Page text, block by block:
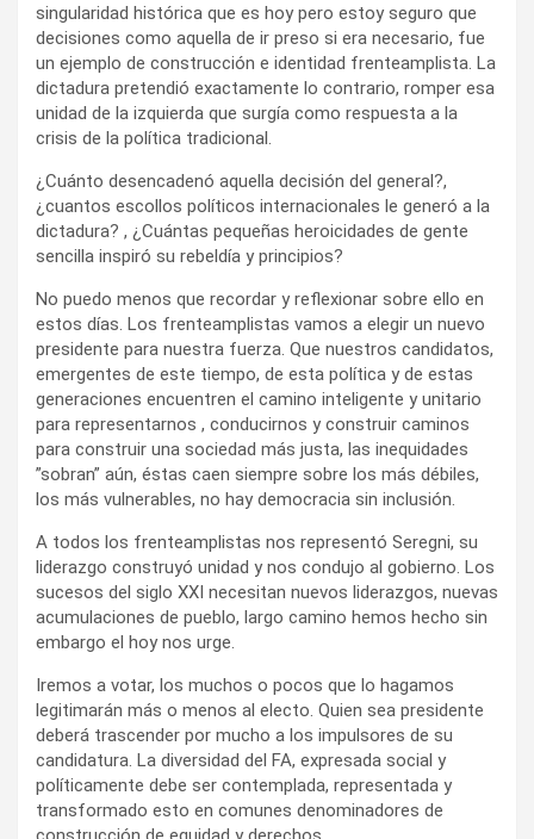
singularidad histórica que es hoy pero estoy seguro que
decisiones como aquella de ir preso si era necesario, fue
un ejemplo de construcción e identidad frenteamplista. La
dictadura pretendió exactamente lo contrario, romper esa
unidad de la izquierda que surgía como respuesta a la
crisis de la política tradicional.
¿Cuánto desencadenó aquella decisión del general?,
¿cuantos escollos políticos internacionales le generó a la
dictadura? , ¿Cuántas pequeñas heroicidades de gente
sencilla inspiró su rebeldía y principios?
No puedo menos que recordar y reflexionar sobre ello en
estos días. Los frenteamplistas vamos a elegir un nuevo
presidente para nuestra fuerza. Que nuestros candidatos,
emergentes de este tiempo, de esta política y de estas
generaciones encuentren el camino inteligente y unitario
para representarnos , conducirnos y construir caminos
para construir una sociedad más justa, las inequidades
”sobran” aún, éstas caen siempre sobre los más débiles,
los más vulnerables, no hay democracia sin inclusión.
A todos los frenteamplistas nos representó Seregni, su
liderazgo construyó unidad y nos condujo al gobierno. Los
sucesos del siglo XXI necesitan nuevos liderazgos, nuevas
acumulaciones de pueblo, largo camino hemos hecho sin
embargo el hoy nos urge.
Iremos a votar, los muchos o pocos que lo hagamos
legitimarán más o menos al electo. Quien sea presidente
deberá trascender por mucho a los impulsores de su
candidatura. La diversidad del FA, expresada social y
políticamente debe ser contemplada, representada y
transformado esto en comunes denominadores de